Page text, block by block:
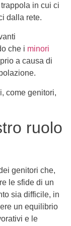
in cui ci
dalla rete.
che i minori
a causa di
come genitori,
ruolo
genitori che,
le sfide di un
sia difficile, in
un equilibrio
e le